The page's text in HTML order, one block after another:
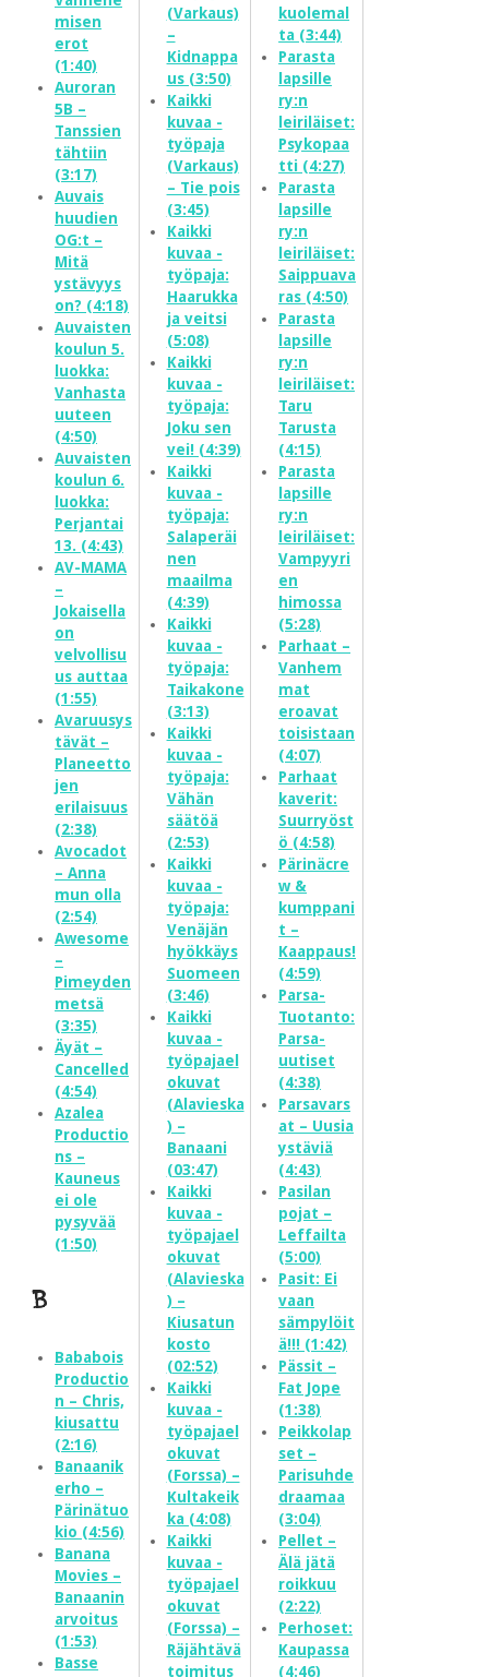
misen
erot
(1:40)
Auroran
5B –
Tanssien
tähtiin
(3:17)
Auvais
huudien
OG:t –
Mitä
ystävyys
on? (4:18)
Auvaisten
koulun 5.
luokka:
Vanhasta
uuteen
(4:50)
Auvaisten
koulun 6.
luokka:
Perjantai
13. (4:43)
AV-MAMA
–
Jokaisella
on
velvollisu
us auttaa
(1:55)
Avaruusys
tävät –
Planeetto
jen
erilaisuus
(2:38)
Avocadot
– Anna
mun olla
(2:54)
Awesome
–
Pimeyden
metsä
(3:35)
Äyät –
Cancelled
(4:54)
Azalea
Productio
ns –
Kauneus
ei ole
pysyvää
(1:50)
B
Bababois
Productio
n – Chris,
kiusattu
(2:16)
Banaanik
erho –
Pärinätuo
kio (4:56)
Banana
Movies –
Banaanin
arvoitus
(1:53)
Basse
(Varkaus)
–
Kidnappa
us (3:50)
Kaikki
kuvaa -
työpaja
(Varkaus)
– Tie pois
(3:45)
Kaikki
kuvaa -
työpaja:
Haarukka
ja veitsi
(5:08)
Kaikki
kuvaa -
työpaja:
Joku sen
vei! (4:39)
Kaikki
kuvaa -
työpaja:
Salaperäi
nen
maailma
(4:39)
Kaikki
kuvaa -
työpaja:
Taikakone
(3:13)
Kaikki
kuvaa -
työpaja:
Vähän
säätöä
(2:53)
Kaikki
kuvaa -
työpaja:
Venäjän
hyökkäys
Suomeen
(3:46)
Kaikki
kuvaa -
työpajael
okuvat
(Alavieska
) –
Banaani
(03:47)
Kaikki
kuvaa -
työpajael
okuvat
(Alavieska
) –
Kiusatun
kosto
(02:52)
Kaikki
kuvaa -
työpajael
okuvat
(Forssa) –
Kultakeik
ka (4:08)
Kaikki
kuvaa -
työpajael
okuvat
(Forssa) –
Räjähtävä
toimitus
kuolemal
ta (3:44)
Parasta
lapsille
ry:n
leiriläiset:
Psykopaa
tti (4:27)
Parasta
lapsille
ry:n
leiriläiset:
Saippuava
ras (4:50)
Parasta
lapsille
ry:n
leiriläiset:
Taru
Tarusta
(4:15)
Parasta
lapsille
ry:n
leiriläiset:
Vampyyri
en
himossa
(5:28)
Parhaat –
Vanhem
mat
eroavat
toisistaan
(4:07)
Parhaat
kaverit:
Suurryöst
ö (4:58)
Pärinäcre
w &
kumppani
t –
Kaappaus!
(4:59)
Parsa-
Tuotanto:
Parsa-
uutiset
(4:38)
Parsavars
at – Uusia
ystäviä
(4:43)
Pasilan
pojat –
Leffailta
(5:00)
Pasit: Ei
vaan
sämpylöit
ä!!! (1:42)
Pässit –
Fat Jope
(1:38)
Peikkolap
set –
Parisuhde
draamaa
(3:04)
Pellet –
Älä jätä
roikkuu
(2:22)
Perhoset:
Kaupassa
(4:46)